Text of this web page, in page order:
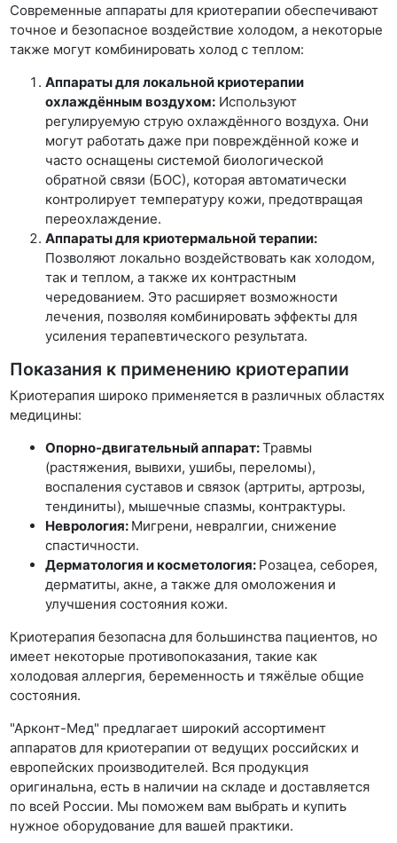
Современные аппараты для криотерапии обеспечивают
точное и безопасное воздействие холодом, а некоторые
также могут комбинировать холод с теплом:
Аппараты для локальной криотерапии
охлаждённым воздухом: Используют
регулируемую струю охлаждённого воздуха. Они
могут работать даже при повреждённой коже и
часто оснащены системой биологической
обратной связи (БОС), которая автоматически
контролирует температуру кожи, предотвращая
переохлаждение.
Аппараты для криотермальной терапии:
Позволяют локально воздействовать как холодом,
так и теплом, а также их контрастным
чередованием. Это расширяет возможности
лечения, позволяя комбинировать эффекты для
усиления терапевтического результата.
Показания к применению криотерапии
Криотерапия широко применяется в различных областях
медицины:
Опорно-двигательный аппарат:Травмы
(растяжения, вывихи, ушибы, переломы),
воспаления суставов и связок (артриты, артрозы,
тендиниты), мышечные спазмы, контрактуры.
Неврология: Мигрени, невралгии, снижение
спастичности.
Дерматология и косметология: Розацеа, себорея,
дерматиты, акне, а также для омоложения и
улучшения состояния кожи.
Криотерапия безопасна для большинства пациентов, но
имеет некоторые противопоказания, такие как
холодовая аллергия, беременность и тяжёлые общие
состояния.
"Арконт-Мед" предлагает широкий ассортимент
аппаратов для криотерапии от ведущих российских и
европейских производителей. Вся продукция
оригинальна, есть в наличии на складе и доставляется
по всей России. Мы поможем вам выбрать и купить
нужное оборудование для вашей практики.